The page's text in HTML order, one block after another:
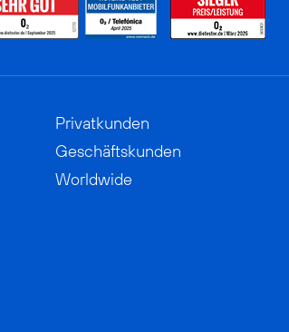
Privatkunden
Geschäftskunden
Worldwide